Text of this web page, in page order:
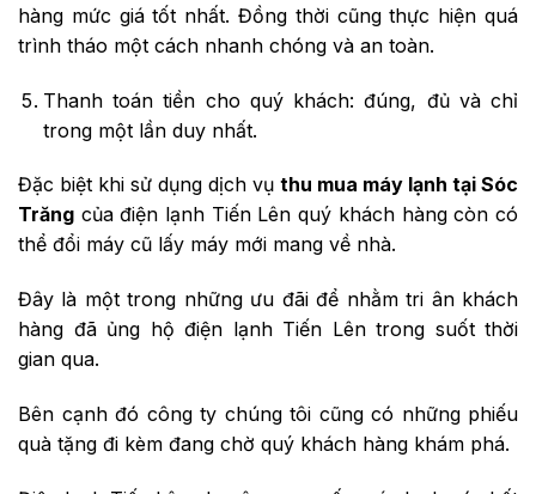
hàng mức giá tốt nhất. Đồng thời cũng thực hiện quá
trình tháo một cách nhanh chóng và an toàn.
Thanh toán tiền cho quý khách: đúng, đủ và chỉ
trong một lần duy nhất.
Đặc biệt khi sử dụng dịch vụ thu mua máy lạnh tại Sóc
Trăng của điện lạnh Tiến Lên quý khách hàng còn có
thể đổi máy cũ lấy máy mới mang về nhà.
Đây là một trong những ưu đãi để nhằm tri ân khách
hàng đã ủng hộ điện lạnh Tiến Lên trong suốt thời
gian qua.
Bên cạnh đó công ty chúng tôi cũng có những phiếu
quà tặng đi kèm đang chờ quý khách hàng khám phá.